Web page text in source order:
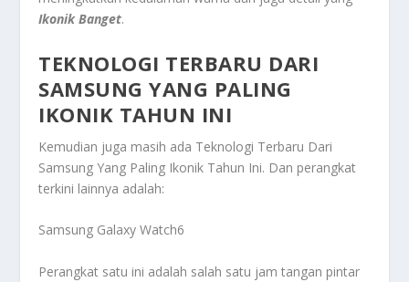
Ikonik Banget.
TEKNOLOGI TERBARU DARI
SAMSUNG YANG PALING
IKONIK TAHUN INI
Kemudian juga masih ada Teknologi Terbaru Dari
Samsung Yang Paling Ikonik Tahun Ini. Dan perangkat
terkini lainnya adalah:
Samsung Galaxy Watch6
Perangkat satu ini adalah salah satu jam tangan pintar